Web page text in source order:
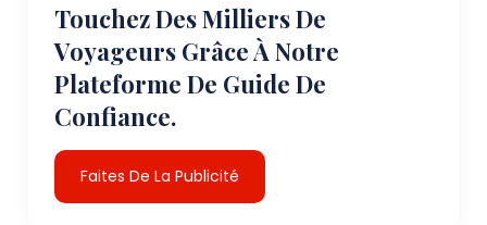
Touchez Des Milliers De
Voyageurs Grâce À Notre
Plateforme De Guide De
Confiance.
Faites De La Publicité